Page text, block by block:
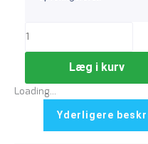
Læg i kurv
Loading...
Yderligere